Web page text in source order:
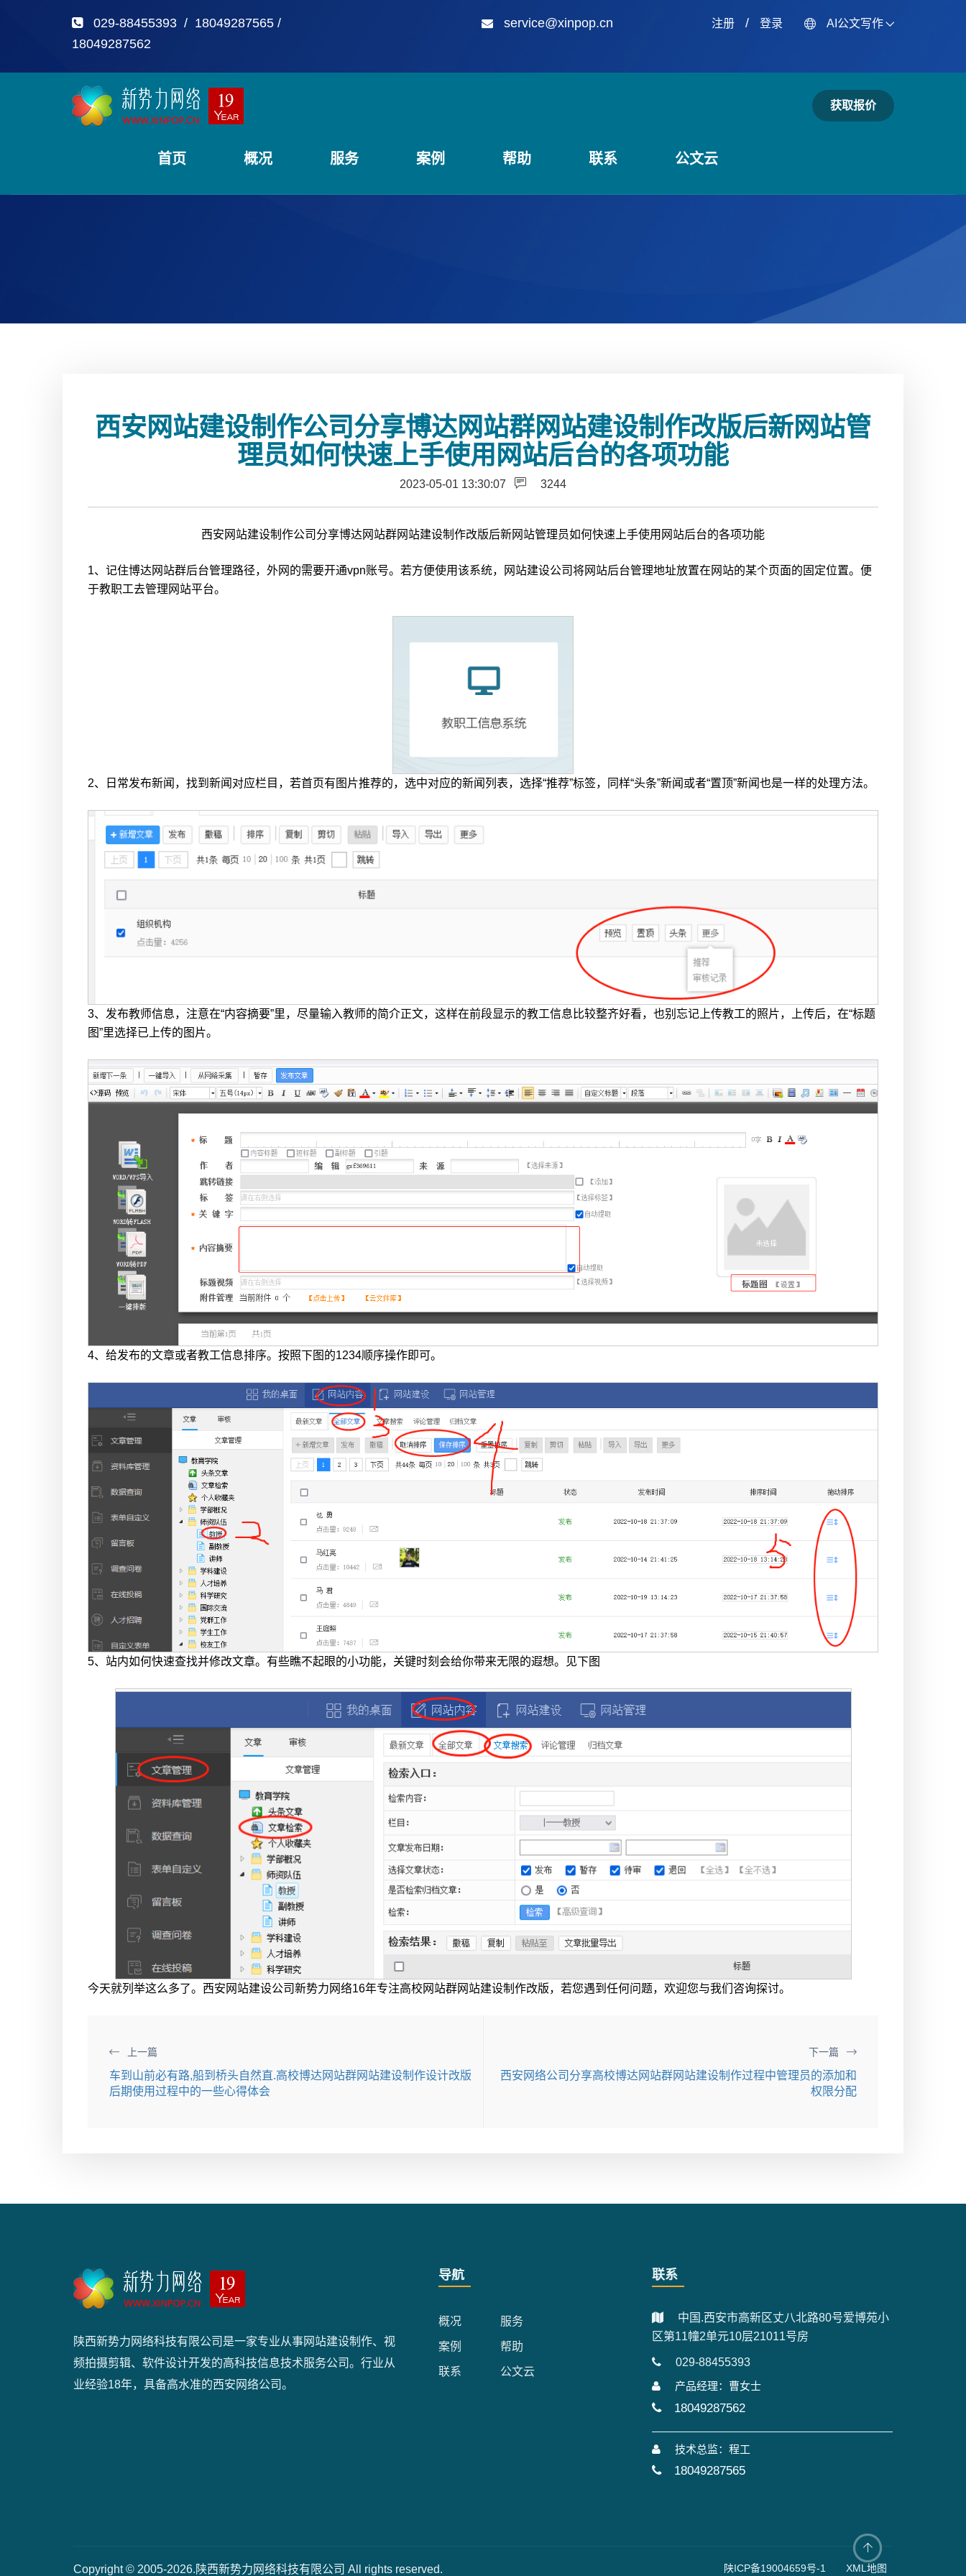
029-88455393 / 18049287565 /
18049287562
service@xinpop.cn 注册/ 登录 AI公文写作
首页 概况 服务 案例 帮助 联系 公文云
获取报价
西安网站建设制作公司分享博达网站群网站建设制作改版后新网站管
理员如何快速上手使用网站后台的各项功能
2023-05-01 13:30:07 3244
西安网站建设制作公司分享博达网站群网站建设制作改版后新网站管理员如何快速上手使用网站后台的各项功能
1、记住博达网站群后台管理路径，外网的需要开通vpn账号。若方便使用该系统，网站建设公司将网站后台管理地址放置在网站的某个页面的固定位置。便
于教职工去管理网站平台。
2、日常发布新闻，找到新闻对应栏目，若首页有图片推荐的，选中对应的新闻列表，选择“推荐”标签，同样“头条”新闻或者“置顶”新闻也是一样的处理方法。
3、发布教师信息，注意在“内容摘要”里，尽量输入教师的简介正文，这样在前段显示的教工信息比较整齐好看，也别忘记上传教工的照片，上传后，在“标题
图”里选择已上传的图片。
4、给发布的文章或者教工信息排序。按照下图的1234顺序操作即可。
5、站内如何快速查找并修改文章。有些瞧不起眼的小功能，关键时刻会给你带来无限的遐想。见下图
今天就列举这么多了。西安网站建设公司新势力网络16年专注高校网站群网站建设制作改版，若您遇到任何问题，欢迎您与我们咨询探讨。
上一篇
车到山前必有路,船到桥头自然直.高校博达网站群网站建设制作设计改版
后期使用过程中的一些心得体会
下一篇
西安网络公司分享高校博达网站群网站建设制作过程中管理员的添加和
权限分配
陕西新势力网络科技有限公司是一家专业从事网站建设制作、视
频拍摄剪辑、软件设计开发的高科技信息技术服务公司。行业从
业经验18年，具备高水准的西安网络公司。
导航
概况 服务
案例 帮助
联系 公文云
联系
中国.西安市高新区丈八北路80号爱博苑小
区第11幢2单元10层21011号房
029-88455393
产品经理：曹女士
18049287562
技术总监：程工
18049287565
Copyright © 2005-2026.陕西新势力网络科技有限公司 All rights reserved. 陕ICP备19004659号-1 XML地图